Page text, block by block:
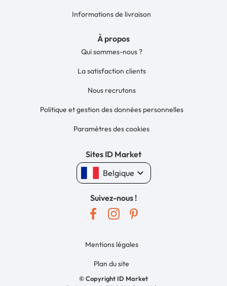
Informations de livraison
À propos
Qui sommes-nous ?
La satisfaction clients
Nous recrutons
Politique et gestion des données personnelles
Paramètres des cookies
Sites ID Market
Belgique keyboard_arrow_down
Suivez-nous !
© Copyright ID Market
Mentions légales
Plan du site